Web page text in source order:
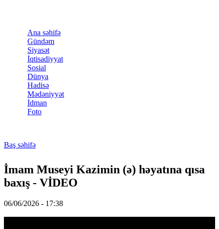
Ana səhifə
Gündəm
Siyasət
İqtisadiyyat
Sosial
Dünya
Hadisə
Mədəniyyət
İdman
Foto
Baş səhifə
İmam Museyi Kazimin (ə) həyatına qısa
baxış - VİDEO
06/06/2026 - 17:38